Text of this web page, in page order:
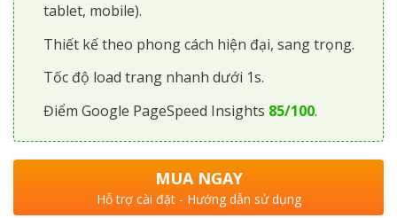
tablet, mobile).
Thiết kế theo phong cách hiện đại, sang trọng.
Tốc độ load trang nhanh dưới 1s.
Điểm Google PageSpeed Insights 85/100.
MUA NGAY
Hỗ trợ cài đặt - Hướng dẫn sử dụng